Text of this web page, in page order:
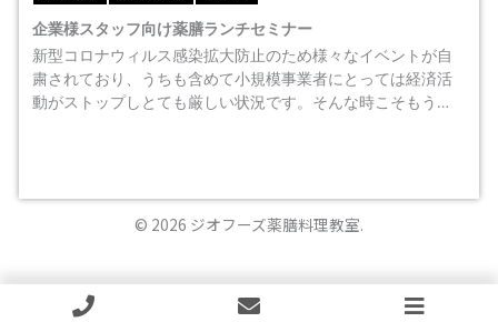
企業様スタッフ向け薬膳ランチセミナー
新型コロナウィルス感染拡大防止のため様々なイベントが自
粛されており、うちも含めて小規模事業者にとっては経済活
動がストップしとても厳しい状況です。そんな時こそもう…
© 2026 ジオフーズ薬膳料理教室.